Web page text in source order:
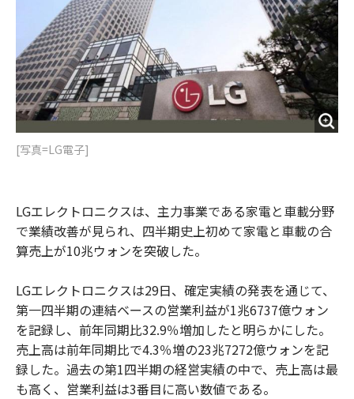
[写真=LG電子]
LGエレクトロニクスは、主力事業である家電と車載分野
で業績改善が見られ、四半期史上初めて家電と車載の合
算売上が10兆ウォンを突破した。
LGエレクトロニクスは29日、確定実績の発表を通じて、
第一四半期の連結ベースの営業利益が1兆6737億ウォン
を記録し、前年同期比32.9％増加したと明らかにした。
売上高は前年同期比で4.3％増の23兆7272億ウォンを記
録した。過去の第1四半期の経営実績の中で、売上高は最
も高く、営業利益は3番目に高い数値である。